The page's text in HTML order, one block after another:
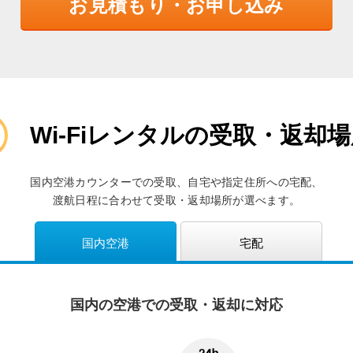
お見積もり・お申し込み
Wi-Fiレンタルの受取・返却
国内空港カウンターでの受取、自宅や指定住所への宅配、
渡航日程に合わせて受取・返却場所が選べます。
国内空港 宅配
国内の空港での受取・返却に対応